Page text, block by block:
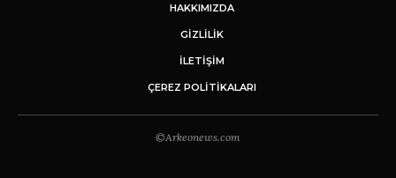
HAKKIMIZDA
GİZLİLİK
İLETIŞIM
ÇEREZ POLITIKALARI
©Arkeonews.com